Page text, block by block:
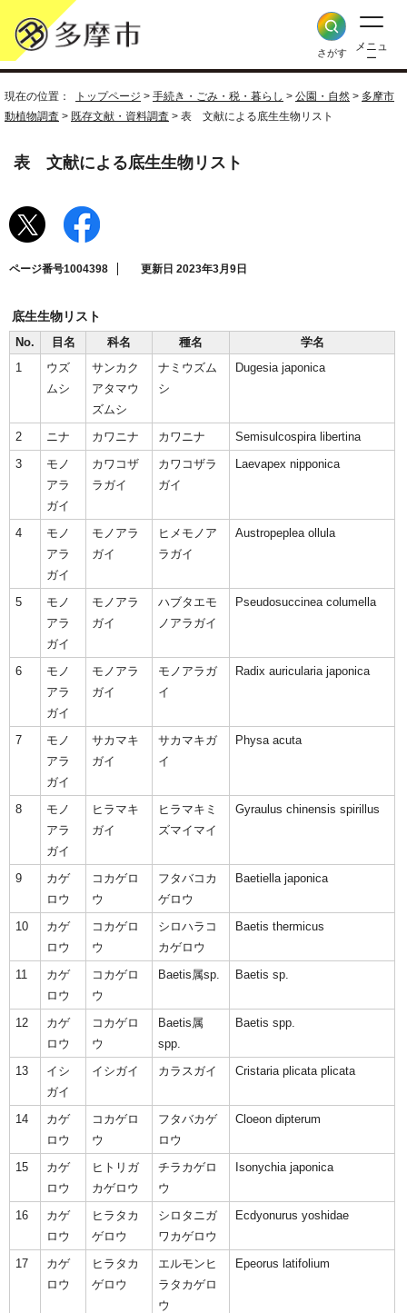
さがす
メニュ
ー
現在の位置： トップページ > 手続き・ごみ・税・暮らし > 公園・自然 > 多摩市
動植物調査 > 既存文献・資料調査 > 表 文献による底生生物リスト
表 文献による底生生物リスト
ページ番号1004398 更新日 2023年3月9日
底生生物リスト
No.
目名 科名 種名
学名
1
ウズ
ムシ
サンカク
アタマウ
ズムシ
ナミウズム
シ
Dugesia japonica
2 ニナ カワニナ カワニナ
Semisulcospira libertina
3
モノ
アラ
ガイ
カワコザ
ラガイ
カワコザラ
ガイ
Laevapex nipponica
4
モノ
アラ
ガイ
モノアラ
ガイ
ヒメモノア
ラガイ
Austropeplea ollula
5
モノ
アラ
ガイ
モノアラ
ガイ
ハブタエモ
ノアラガイ
Pseudosuccinea columella
6
モノ
アラ
ガイ
モノアラ
ガイ
モノアラガ
イ
Radix auricularia japonica
7
モノ
アラ
ガイ
サカマキ
ガイ
サカマキガ
イ
Physa acuta
8
モノ
アラ
ガイ
ヒラマキ
ガイ
ヒラマキミ
ズマイマイ
Gyraulus chinensis spirillus
9
カゲ
ロウ
コカゲロ
ウ
フタバコカ
ゲロウ
Baetiella japonica
10
カゲ
ロウ
コカゲロ
ウ
シロハラコ
カゲロウ
Baetis thermicus
11
カゲ
ロウ
コカゲロ
ウ
Baetis属sp. Baetis sp.
12
カゲ
ロウ
コカゲロ
ウ
Baetis属
spp.
Baetis spp.
13
イシ
ガイ
イシガイ カラスガイ Cristaria plicata plicata
14
カゲ
ロウ
コカゲロ
ウ
フタバカゲ
ロウ
Cloeon dipterum
15
カゲ
ロウ
ヒトリガ
カゲロウ
チラカゲロ
ウ
Isonychia japonica
16
カゲ
ロウ
ヒラタカ
ゲロウ
シロタニガ
ワカゲロウ
Ecdyonurus yoshidae
17
カゲ
ロウ
ヒラタカ
ゲロウ
エルモンヒ
ラタカゲロ
ウ
Epeorus latifolium